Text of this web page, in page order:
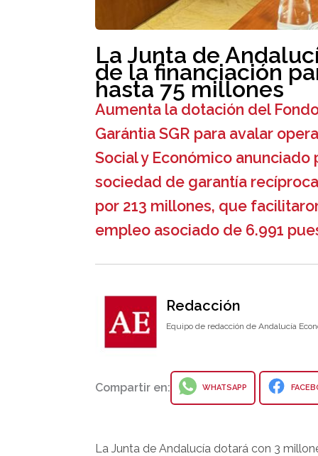
La Junta de
de la financiación
hasta 75 millones
Aumenta la dotación del
Garántia SGR para avalar
Social y Económico anunciado
sociedad de garantía
por 213 millones, que
empleo asociado de 6.991
Redacción
Equipo de redacción de Andalucía
Compartir en: WHATSAPP
La Junta de Andalucía dotará con 3